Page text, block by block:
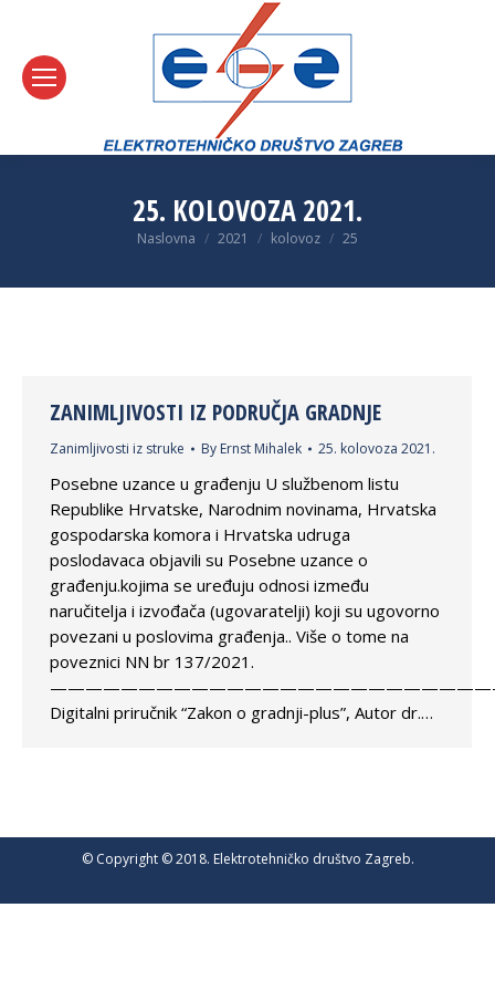
25. KOLOVOZA 2021.
You are here:
Naslovna 2021 kolovoz 25
ZANIMLJIVOSTI IZ PODRUČJA GRADNJE
Zanimljivosti iz struke By Ernst Mihalek 25. kolovoza 2021.
Posebne uzance u građenju U službenom listu
Republike Hrvatske, Narodnim novinama, Hrvatska
gospodarska komora i Hrvatska udruga
poslodavaca objavili su Posebne uzance o
građenju.kojima se uređuju odnosi između
naručitelja i izvođača (ugovaratelji) koji su ugovorno
povezani u poslovima građenja.. Više o tome na
poveznici NN br 137/2021.
Digitalni priručnik “Zakon o gradnji-plus”, Autor dr.…
© Copyright © 2018. Elektrotehničko društvo Zagreb.